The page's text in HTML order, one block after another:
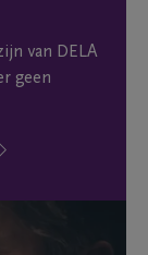
van DELA
geen